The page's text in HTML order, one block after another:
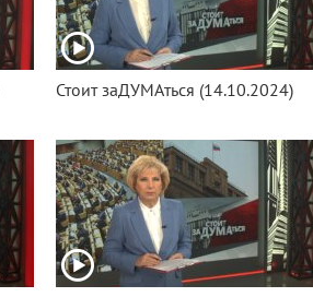
Стоит заДУМАться (14.10.2024)